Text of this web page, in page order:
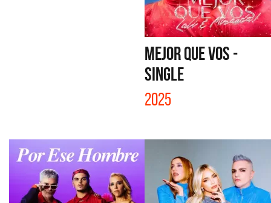
MEJOR QUE VOS -
SINGLE
2025